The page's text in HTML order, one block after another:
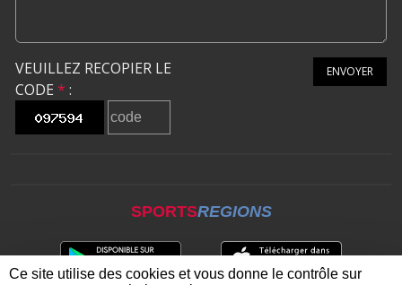
VEUILLEZ RECOPIER LE
CODE * :
ENVOYER
SPORTSREGIONS
Ce site utilise des cookies et vous donne le contrôle sur